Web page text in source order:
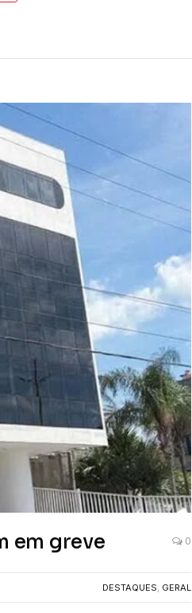
em greve 0
DESTAQUES, GERAL